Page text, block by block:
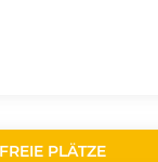
FREIE PLÄTZE